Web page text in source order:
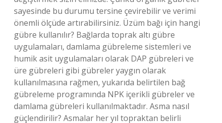
sayesinde bu durumu tersine çevirebilir ve verimi
önemli ölçüde artırabilirsiniz. Üzüm bağı için hangi
gübre kullanılır? Bağlarda toprak altı gübre
uygulamaları, damlama gübreleme sistemleri ve
humik asit uygulamaları olarak DAP gübreleri ve
üre gübreleri gibi gübreler yaygın olarak
kullanılmasına rağmen, yukarıda belirtilen bağ
gübreleme programında NPK içerikli gübreler ve
damlama gübreleri kullanılmaktadır. Asma nasıl
güçlendirilir? Asmalar her yıl topraktan belirli